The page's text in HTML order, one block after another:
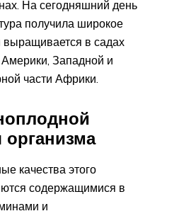
На сегодняшний день
получила широкое
выращивается в садах
Западной и
части Африки.
качества этого
содержащимися в
и